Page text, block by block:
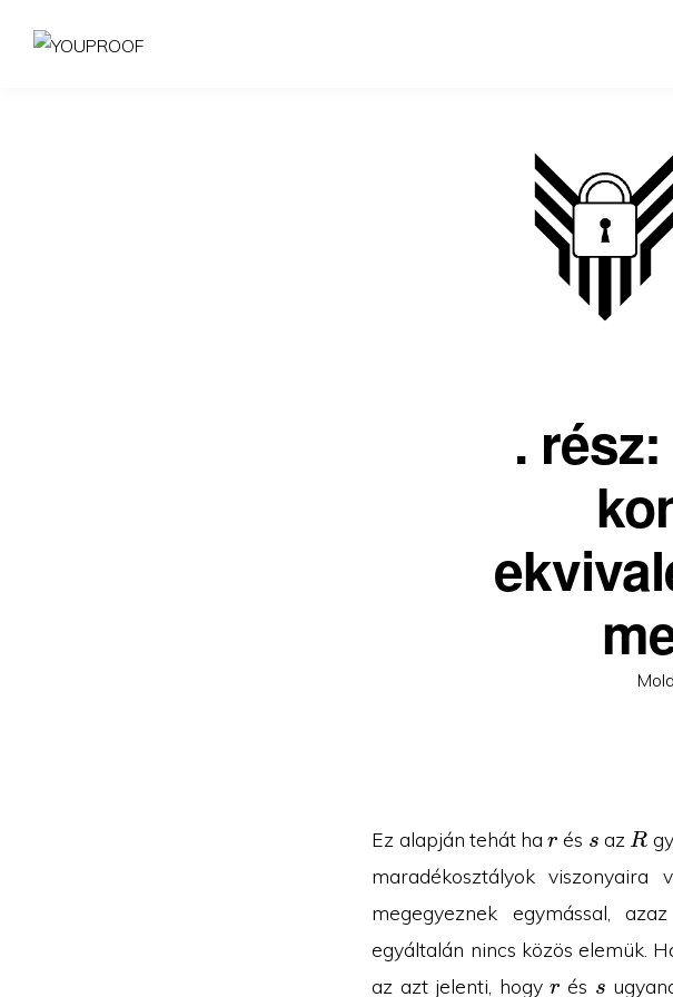
.
Ez alapján tehát har
r és s
s azR
R
maradékosztályok viszonyaira
megegyeznek egymással,
egyáltalán nincs közös elemük.
az azt jelenti, hogyr
r és s
s